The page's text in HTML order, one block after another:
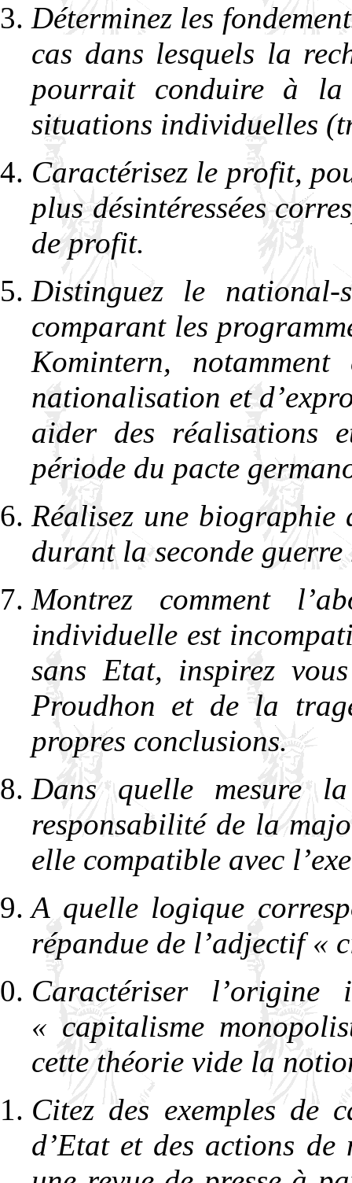
Déterminez les
cas dans lesquels la
pourrait conduire à la
situations individuelles
Caractérisez le profit,
plus désintéressées
de profit.
Distinguez le
comparant les
Komintern,
nationalisation et
aider des réalisations
période du pacte
Réalisez une biographie
durant la seconde
Montrez comment
individuelle est
sans Etat, inspirez
Proudhon et de la
propres conclusions.
Dans quelle mesure
responsabilité de la
elle compatible avec
A quelle logique
répandue de l’adjectif «
Caractériser l’origine
« capitalisme
cette théorie vide la
Citez des exemples de
d’Etat et des actions de